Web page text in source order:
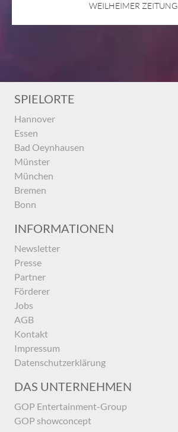
WEILHEIMER ZEITUNG
SPIELORTE
Hannover
Essen
Bad Oeynhausen
Münster
München
Bremen
Bonn
INFORMATIONEN
Newsletter
Presse
Partner
Förderer
Jobs
AGB
Kontakt
Impressum
Datenschutzerklärung
DAS UNTERNEHMEN
GOP Entertainment-Group
GOP showconcept